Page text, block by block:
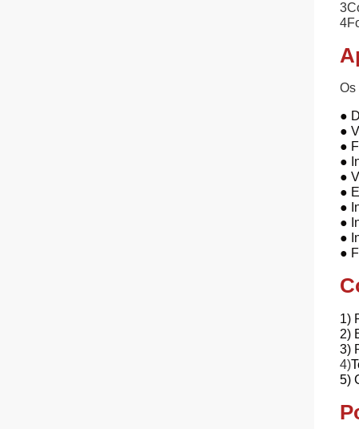
Os
●
●
●
●
●
●
●
●
●
●
1)
2)
3)
4)
5)